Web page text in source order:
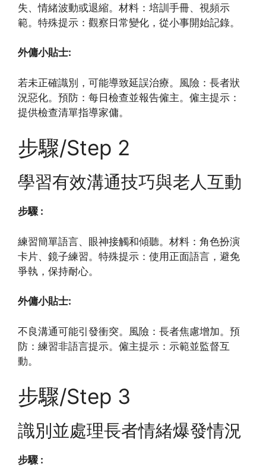
失、情緒波動或退縮。材料：培訓手冊、視頻示
範。特殊提示：觀察日常變化，從小事開始記錄。
外傭小貼士:
若未正確識別，可能導致延誤治療。風險：長者狀
況惡化。預防：每日檢查並報告僱主。僱主提示：
提供檢查清單指導家傭。
步驟/Step 2
學習有效溝通技巧與老人互動
步驟 :
練習簡單語言、眼神接觸和傾聽。材料：角色扮演
卡片、鏡子練習。特殊提示：使用正面語言，避免
爭執，保持耐心。
外傭小貼士:
不良溝通可能引發衝突。風險：長者焦慮增加。預
防：練習非語言提示。僱主提示：示範並監督互
動。
步驟/Step 3
識別並處理長者情緒爆發情況
步驟 :